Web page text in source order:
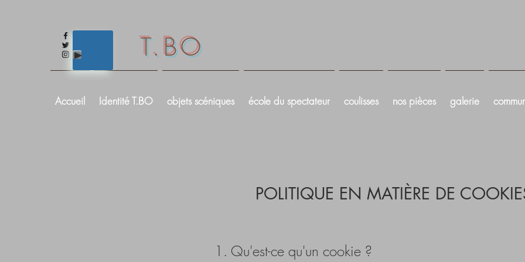
T.BO
Accueil Identité T.BO objets scéniques école du spectateur coulisses nos pièces galerie
POLITIQUE EN MATIÈRE DE
1. Qu'est-ce qu'un cookie ?